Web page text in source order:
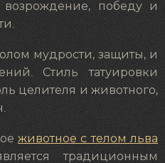
победу и
мудрости, защиты, и
Стиль татуировки
целителя и животного,
животное с телом льва
традиционным